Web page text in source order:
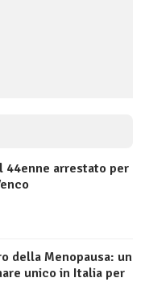
arrestato per
della Menopausa: un
unico in Italia per